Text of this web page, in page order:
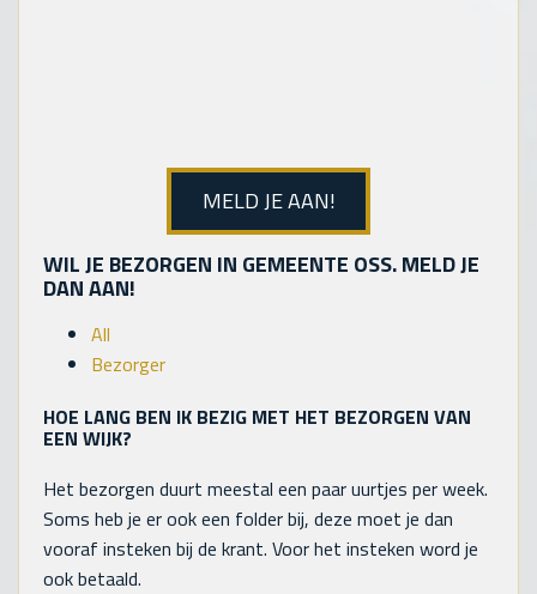
MELD JE AAN!
WIL JE BEZORGEN IN GEMEENTE OSS. MELD JE
DAN AAN!
All
Bezorger
HOE LANG BEN IK BEZIG MET HET BEZORGEN VAN
EEN WIJK?
Het bezorgen duurt meestal een paar uurtjes per week.
Soms heb je er ook een folder bij, deze moet je dan
vooraf insteken bij de krant. Voor het insteken word je
ook betaald.